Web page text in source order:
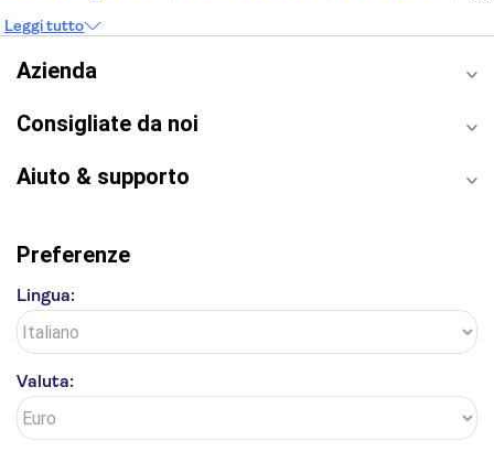
Reggia di Caserta
Teatro alla Scala
Sagrada Familia
Napoli Sotterranea
Leggi tutto
Azienda
Consigliate da noi
Aiuto & supporto
Preferenze
Lingua:
Valuta: